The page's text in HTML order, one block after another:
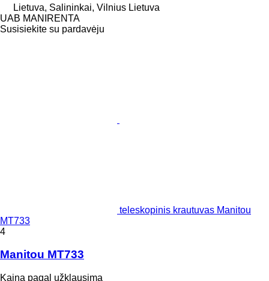
Lietuva, Salininkai, Vilnius Lietuva
UAB MANIRENTA
Susisiekite su pardavėju
teleskopinis krautuvas Manitou
MT733
4
Manitou MT733
Kaina pagal užklausimą